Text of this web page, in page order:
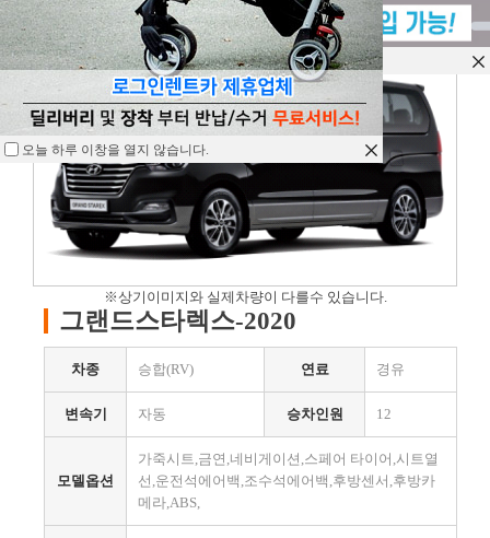
※상기이미지와 실제차량이 다를수 있습니다.
그랜드스타렉스-2020
차종 승합(RV) 연료 경유
변속기 자동 승차인원 12
모델옵션
가죽시트,금연,네비게이션,스페어 타이어,시트열
선,운전석에어백,조수석에어백,후방센서,후방카
메라,ABS,
오늘 하루 이창을 열지 않습니다.
오늘 하루 이창을 열지 않습니다.
오늘 하루 이창을 열지 않습니다.